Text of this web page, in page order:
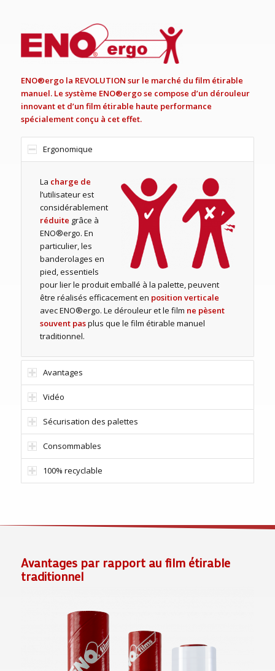
ENO®ergo la REVOLUTION sur le marché du film étirable
manuel. Le système ENO®ergo se compose d’un dérouleur
innovant et d’un film étirable haute performance
spécialement conçu à cet effet.
Ergonomique
La charge de
l’utilisateur est
considérablement
réduite grâce à
ENO®ergo. En
particulier, les
banderolages en
pied, essentiels
pour lier le produit emballé à la palette, peuvent
être réalisés efficacement en position verticale
avec ENO®ergo. Le dérouleur et le film ne pèsent
souvent pasplus que le film étirable manuel
traditionnel.
Avantages
Vidéo
Sécurisation des palettes
Consommables
100% recyclable
Avantages par rapport au film étirable
traditionnel